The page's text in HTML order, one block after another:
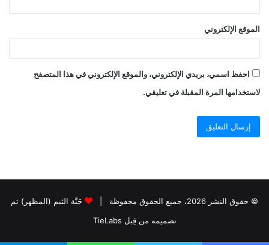
الموقع الإلكتروني
احفظ اسمي، بريدي الإلكتروني، والموقع الإلكتروني في هذا المتصفح
لاستخدامها المرة المقبلة في تعليقي.
© حقوق النشر 2026، جميع الحقوق محفوظة |
جَنَّة الثيم (المظهر) تم
تصميمه من قِبل TieLabs